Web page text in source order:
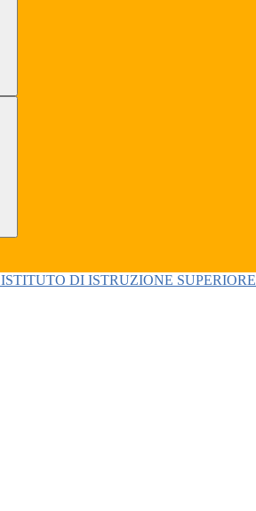
ISTITUTO DI ISTRUZIONE SUPERIORE